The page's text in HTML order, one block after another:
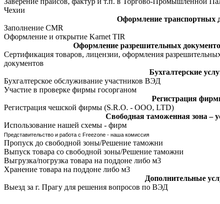
Чехии
Оформление транспортных
Заполнение CMR
Оформление и открытие Karnet TIR
Оформление разрешительных
Сертификация товаров, лицензии, оформления
документов
Бухгалтерские
Бухгалтерское обслуживание участников ВЭД
Участие в проверке фирмы госорганом
Регистрация
Регистрация чешской фирмы (S.R.O. - ООО, LTD)
Cвободная таможенная зона –
Использование нашей схемы - фирм
Представительство и работа с Freezone - наша комиссия
Пропуск до свободной зоны/Решение таможни
Выпуск товара со свободной зоны/Решение таможни
Выгрузка/погрузка товара на поддоне либо м3
Хранение товара на поддоне либо м3
Дополнительные
Выезд за г. Прагу для решения вопросов по ВЭД